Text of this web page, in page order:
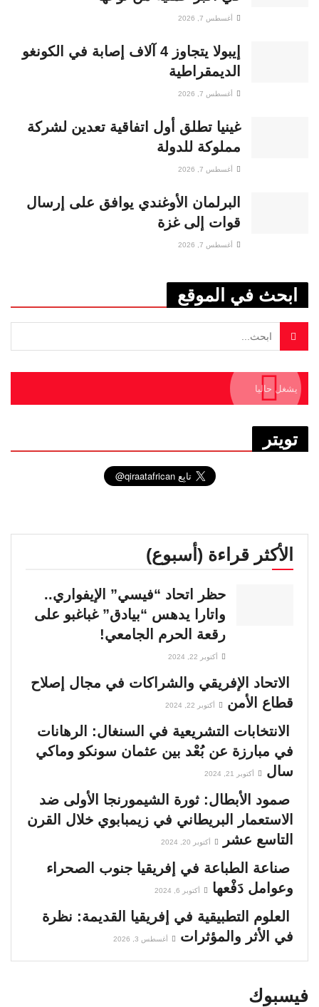
أغسطس 7, 2026
إيبولا يتجاوز 4 آلاف إصابة في الكونغو
الديمقراطية
أغسطس 7, 2026
غينيا تطلق أول اتفاقية تعدين لشركة
مملوكة للدولة
أغسطس 7, 2026
البرلمان الأوغندي يوافق على إرسال
قوات إلى غزة
أغسطس 7, 2026
ابحث في الموقع
يشغل حاليا
تويتر
الأكثر قراءة (أسبوع)
حظر اتحاد “فيسي” الإيفواري..
واتارا يدهس “بيادق” غباغبو على
رقعة الحرم الجامعي!
أكتوبر 22, 2024
الاتحاد الإفريقي والشراكات في مجال إصلاح
قطاع الأمن
أكتوبر 22, 2024
الانتخابات التشريعية في السنغال: الرهانات
في مبارزة عن بُعْد بين عثمان سونكو وماكي
سال
أكتوبر 21, 2024
صمود الأبطال: ثورة الشيمورنجا الأولى ضد
الاستعمار البريطاني في زيمبابوي خلال القرن
التاسع عشر
أكتوبر 20, 2024
صناعة الطباعة في إفريقيا جنوب الصحراء
وعوامل دَفْعها
أكتوبر 6, 2024
العلوم التطبيقية في إفريقيا القديمة: نظرة
في الأثر والمؤثرات
أغسطس 3, 2026
فيسبوك